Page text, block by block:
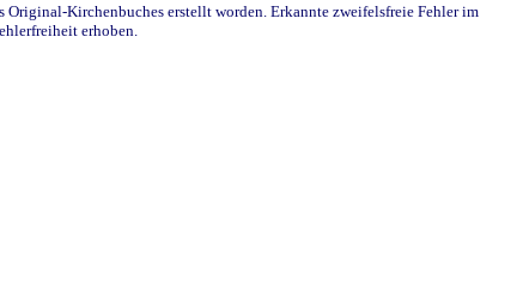
Kirchenbuches erstellt worden. Erkannte zweifelsfreie Fehler im
erhoben.